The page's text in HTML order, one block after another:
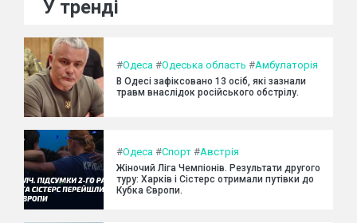
У тренді
#Одеса #Одеська область #Амбулаторія
В Одесі зафіксовано 13 осіб, які зазнали
травм внаслідок російського обстрілу.
#Одеса #Спорт #Австрія
Жіночий Ліга Чемпіонів. Результати другого
туру: Харків і Сістерс отримали путівки до
Кубка Європи.